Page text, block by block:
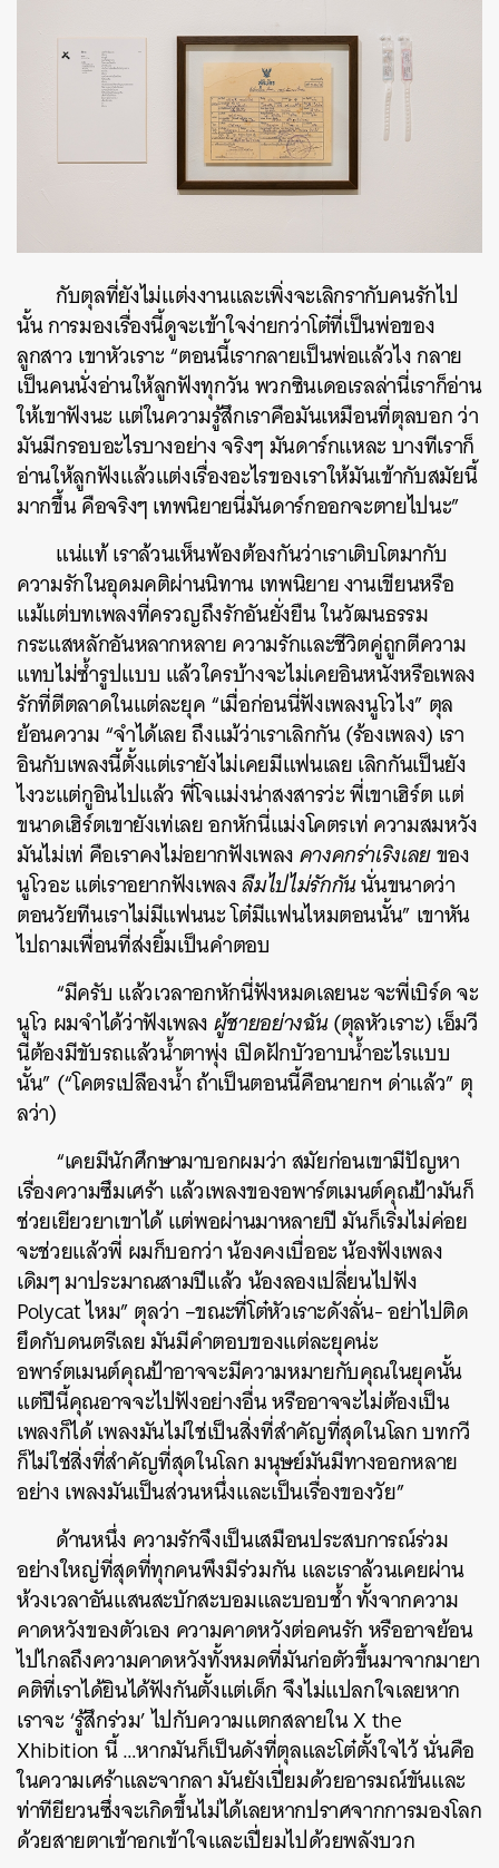
กับตุลที่ยังไม่แต่งงานและเพิ่งจะเลิกรากับคนรักไป
นั้น การมองเรื่องนี้ดูจะเข้าใจง่ายกว่าโต๋ที่เป็นพ่อของ
ลูกสาว เขาหัวเราะ “ตอนนี้เรากลายเป็นพ่อแล้วไง กลาย
เป็นคนนั่งอ่านให้ลูกฟังทุกวัน พวกซินเดอเรลล่านี่เราก็อ่าน
ให้เขาฟังนะ แต่ในความรู้สึกเราคือมันเหมือนที่ตุลบอก ว่า
มันมีกรอบอะไรบางอย่าง จริงๆ มันดาร์กแหละ บางทีเราก็
อ่านให้ลูกฟังแล้วแต่งเรื่องอะไรของเราให้มันเข้ากับสมัยนี้
มากขึ้น คือจริงๆ เทพนิยายนี่มันดาร์กออกจะตายไปนะ”
แน่แท้ เราล้วนเห็นพ้องต้องกันว่าเราเติบโตมากับ
ความรักในอุดมคติผ่านนิทาน เทพนิยาย งานเขียนหรือ
แม้แต่บทเพลงที่ครวญถึงรักอันยั่งยืน ในวัฒนธรรม
กระแสหลักอันหลากหลาย ความรักและชีวิตคู่ถูกตีความ
แทบไม่ซ้ำรูปแบบ แล้วใครบ้างจะไม่เคยอินหนังหรือเพลง
รักที่ตีตลาดในแต่ละยุค “เมื่อก่อนนี่ฟังเพลงนูโวไง” ตุล
ย้อนความ “จำได้เลย ถึงแม้ว่าเราเลิกกัน (ร้องเพลง) เรา
อินกับเพลงนี้ตั้งแต่เรายังไม่เคยมีแฟนเลย เลิกกันเป็นยัง
ไงวะแต่กูอินไปแล้ว พี่โจแม่งน่าสงสารว่ะ พี่เขาเฮิร์ต แต่
ขนาดเฮิร์ตเขายังเท่เลย อกหักนี่แม่งโคตรเท่ ความสมหวัง
มันไม่เท่ คือเราคงไม่อยากฟังเพลงคางคกร่าเริงเลยของ
นูโวอะ แต่เราอยากฟังเพลงลืมไปไม่รักกันนั่นขนาดว่า
ตอนวัยทีนเราไม่มีแฟนนะ โต๋มีแฟนไหมตอนนั้น” เขาหัน
ไปถามเพื่อนที่ส่งยิ้มเป็นคำตอบ
“มีครับ แล้วเวลาอกหักนี่ฟังหมดเลยนะ จะพี่เบิร์ด จะ
นูโว ผมจำได้ว่าฟังเพลงผู้ชายอย่างฉัน(ตุลหัวเราะ) เอ็มวี
นี่ต้องมีขับรถแล้วน้ำตาพุ่ง เปิดฝักบัวอาบน้ำอะไรแบบ
นั้น” (“โคตรเปลืองน้ำ ถ้าเป็นตอนนี้คือนายกฯ ด่าแล้ว” ตุ
ลว่า)
“เคยมีนักศึกษามาบอกผมว่า สมัยก่อนเขามีปัญหา
เรื่องความซึมเศร้า แล้วเพลงของอพาร์ตเมนต์คุณป้ามันก็
ช่วยเยียวยาเขาได้ แต่พอผ่านมาหลายปี มันก็เริ่มไม่ค่อย
จะช่วยแล้วพี่ ผมก็บอกว่า น้องคงเบื่ออะ น้องฟังเพลง
เดิมๆ มาประมาณสามปีแล้ว น้องลองเปลี่ยนไปฟัง
Polycat ไหม” ตุลว่า –ขณะที่โต๋หัวเราะดังลั่น- อย่าไปติด
ยึดกับดนตรีเลย มันมีคำตอบของแต่ละยุคน่ะ
อพาร์ตเมนต์คุณป้าอาจจะมีความหมายกับคุณในยุคนั้น
แต่ปีนี้คุณอาจจะไปฟังอย่างอื่น หรืออาจจะไม่ต้องเป็น
เพลงก็ได้ เพลงมันไม่ใช่เป็นสิ่งที่สำคัญที่สุดในโลก บทกวี
ก็ไม่ใช่สิ่งที่สำคัญที่สุดในโลก มนุษย์มันมีทางออกหลาย
อย่าง เพลงมันเป็นส่วนหนึ่งและเป็นเรื่องของวัย”
ด้านหนึ่ง ความรักจึงเป็นเสมือนประสบการณ์ร่วม
อย่างใหญ่ที่สุดที่ทุกคนพึงมีร่วมกัน และเราล้วนเคยผ่าน
ห้วงเวลาอันแสนสะบักสะบอมและบอบช้ำ ทั้งจากความ
คาดหวังของตัวเอง ความคาดหวังต่อคนรัก หรืออาจย้อน
ไปไกลถึงความคาดหวังทั้งหมดที่มันก่อตัวขึ้นมาจากมายา
คติที่เราได้ยินได้ฟังกันตั้งแต่เด็ก จึงไม่แปลกใจเลยหาก
เราจะ ‘รู้สึกร่วม’ ไปกับความแตกสลายใน X the
Xhibition นี้ …หากมันก็เป็นดังที่ตุลและโต๋ตั้งใจไว้ นั่นคือ
ในความเศร้าและจากลา มันยังเปี่ยมด้วยอารมณ์ขันและ
ท่าทียียวนซึ่งจะเกิดขึ้นไม่ได้เลยหากปราศจากการมองโลก
ด้วยสายตาเข้าอกเข้าใจและเปี่ยมไปด้วยพลังบวก